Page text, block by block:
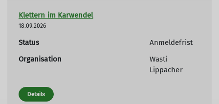
Klettern im Karwendel
18.09.2026
Status
Anmeldefrist
Organisation
Wasti
Lippacher
Details